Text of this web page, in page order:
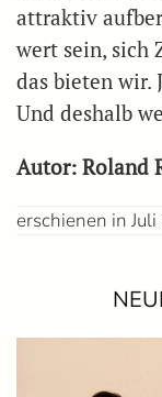
attraktiv
wert sein, sich
das bieten wir.
Und deshalb
Autor: Roland
erschienen in